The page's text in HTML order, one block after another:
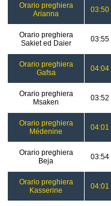
Orario preghiera
Arianna
03:50
Orario preghiera
Sakiet ed Daier
03:55
Orario preghiera
Gafsa
04:04
Orario preghiera
Msaken
03:52
Orario preghiera
Médenine
04:01
Orario preghiera
Beja
03:54
Orario preghiera
Kasserine
04:01